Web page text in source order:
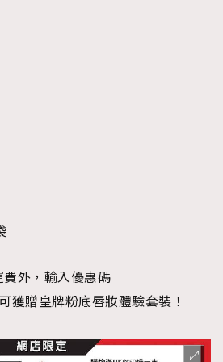
外，輸入優惠碼
獲贈皇牌粉底唇妝體驗套裝！